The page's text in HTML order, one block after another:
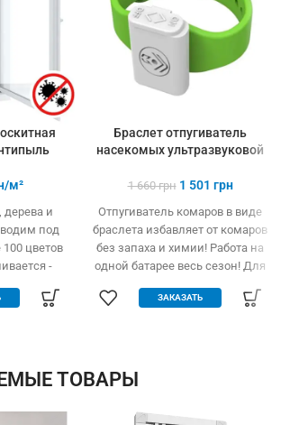
м²
и
под
цветов
-
явных
установке
нужен)
Браслет отпугиватель
насекомых ультразвуковой
1 660грн 1 501 грн
Отпугиватель комаров в виде
браслета избавляет от комаров
без запаха и химии! Работа на
одной батарее весь сезон! Для
ЗАКАЗАТЬ
ТОВАРЫ